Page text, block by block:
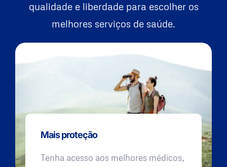
qualidade e liberdade para escolher os
melhores serviços de saúde.
Mais proteção
Tenha acesso aos melhores médicos,